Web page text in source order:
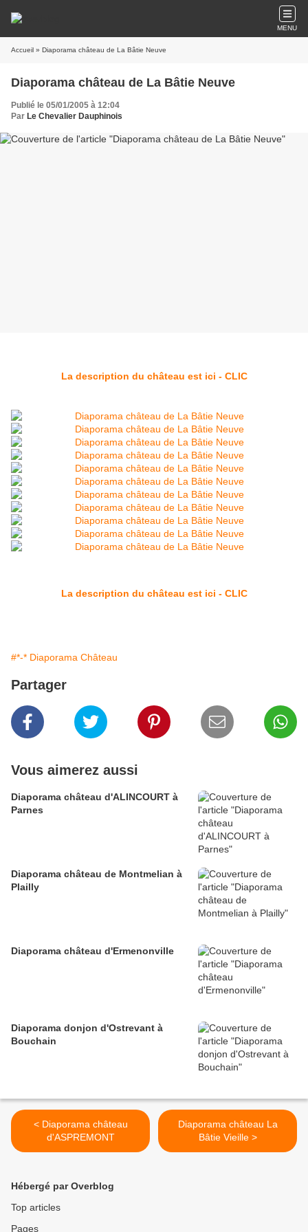
MENU
Accueil » Diaporama château de La Bâtie Neuve
Diaporama château de La Bâtie Neuve
Publié le 05/01/2005 à 12:04
Par Le Chevalier Dauphinois
La description du château est ici - CLIC
La description du château est ici - CLIC
#*-* Diaporama Château
Partager
Vous aimerez aussi
Diaporama château d'ALINCOURT à
Parnes
Diaporama château de Montmelian à
Plailly
Diaporama château d'Ermenonville
Diaporama donjon d'Ostrevant à
Bouchain
< Diaporama château
d'ASPREMONT
Diaporama château La
Bâtie Vieille >
Hébergé par Overblog
Top articles
Pages